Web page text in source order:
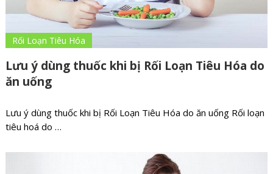
Lưu ý dùng thuốc khi bị Rối Loạn Tiêu Hóa do
ăn uống
Rối Loạn Tiêu Hóa
Lưu ý dùng thuốc khi bị Rối Loạn Tiêu Hóa do ăn uống Rối loạn
tiêu hoá do …